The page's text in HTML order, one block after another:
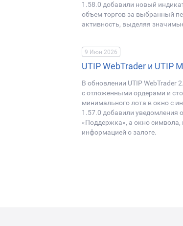
1.58.0 добавили новый
объем торгов за выбранный
активность, выделяя
9 Июн 2026
UTIP WebTrader и UTIP
В обновлении UTIP WebTrader
с отложенными ордерами и
минимального лота в окно с
1.57.0 добавили уведомления
«Поддержка», а окно
информацией о залоге.